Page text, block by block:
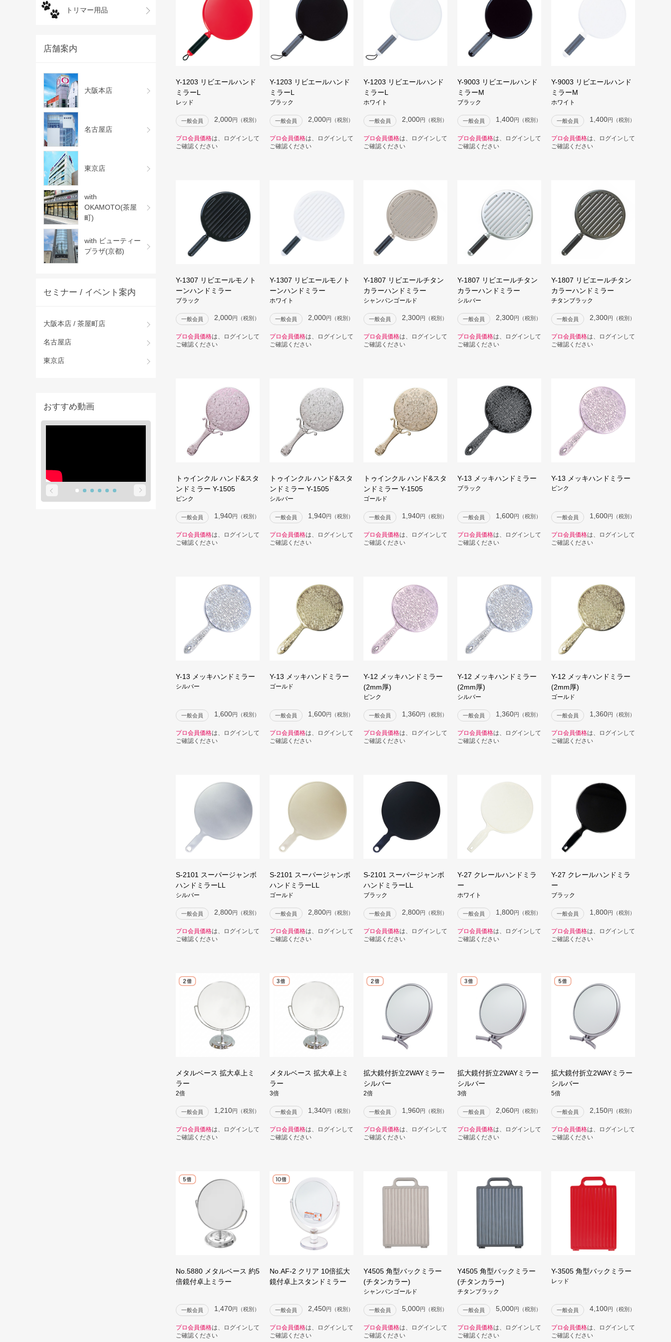
トリマー用品
店舗案内
大阪本店
名古屋店
東京店
with
OKAMOTO(茶屋
町)
with ビューティー
プラザ(京都)
セミナー / イベント案内
大阪本店 / 茶屋町店
名古屋店
東京店
おすすめ動画
Y-1203 リビエールハンド
ミラーL
レッド
一般会員 2,000円（税別）
プロ会員価格は、ログインして
ご確認ください
Y-1203 リビエールハンド
ミラーL
ブラック
一般会員 2,000円（税別）
プロ会員価格は、ログインして
ご確認ください
Y-1203 リビエールハンド
ミラーL
ホワイト
一般会員 2,000円（税別）
プロ会員価格は、ログインして
ご確認ください
Y-9003 リビエールハンド
ミラーM
ブラック
一般会員 1,400円（税別）
プロ会員価格は、ログインして
ご確認ください
Y-9003 リビエールハンド
ミラーM
ホワイト
一般会員 1,400円（税別）
プロ会員価格は、ログインして
ご確認ください
Y-1307 リビエールモノト
ーンハンドミラー
ブラック
一般会員 2,000円（税別）
プロ会員価格は、ログインして
ご確認ください
Y-1307 リビエールモノト
ーンハンドミラー
ホワイト
一般会員 2,000円（税別）
プロ会員価格は、ログインして
ご確認ください
Y-1807 リビエールチタン
カラーハンドミラー
シャンパンゴールド
一般会員 2,300円（税別）
プロ会員価格は、ログインして
ご確認ください
Y-1807 リビエールチタン
カラーハンドミラー
シルバー
一般会員 2,300円（税別）
プロ会員価格は、ログインして
ご確認ください
Y-1807 リビエールチタン
カラーハンドミラー
チタンブラック
一般会員 2,300円（税別）
プロ会員価格は、ログインして
ご確認ください
トゥインクル ハンド&スタ
ンドミラー Y-1505
ピンク
一般会員 1,940円（税別）
プロ会員価格は、ログインして
ご確認ください
トゥインクル ハンド&スタ
ンドミラー Y-1505
シルバー
一般会員 1,940円（税別）
プロ会員価格は、ログインして
ご確認ください
トゥインクル ハンド&スタ
ンドミラー Y-1505
ゴールド
一般会員 1,940円（税別）
プロ会員価格は、ログインして
ご確認ください
Y-13 メッキハンドミラー
ブラック
一般会員 1,600円（税別）
プロ会員価格は、ログインして
ご確認ください
Y-13 メッキハンドミラー
ピンク
一般会員 1,600円（税別）
プロ会員価格は、ログインして
ご確認ください
Y-13 メッキハンドミラー
シルバー
一般会員 1,600円（税別）
プロ会員価格は、ログインして
ご確認ください
Y-13 メッキハンドミラー
ゴールド
一般会員 1,600円（税別）
プロ会員価格は、ログインして
ご確認ください
Y-12 メッキハンドミラー
(2mm厚)
ピンク
一般会員 1,360円（税別）
プロ会員価格は、ログインして
ご確認ください
Y-12 メッキハンドミラー
(2mm厚)
シルバー
一般会員 1,360円（税別）
プロ会員価格は、ログインして
ご確認ください
Y-12 メッキハンドミラー
(2mm厚)
ゴールド
一般会員 1,360円（税別）
プロ会員価格は、ログインして
ご確認ください
S-2101 スーパージャンボ
ハンドミラーLL
シルバー
一般会員 2,800円（税別）
プロ会員価格は、ログインして
ご確認ください
S-2101 スーパージャンボ
ハンドミラーLL
ゴールド
一般会員 2,800円（税別）
プロ会員価格は、ログインして
ご確認ください
S-2101 スーパージャンボ
ハンドミラーLL
ブラック
一般会員 2,800円（税別）
プロ会員価格は、ログインして
ご確認ください
Y-27 クレールハンドミラ
ー
ホワイト
一般会員 1,800円（税別）
プロ会員価格は、ログインして
ご確認ください
Y-27 クレールハンドミラ
ー
ブラック
一般会員 1,800円（税別）
プロ会員価格は、ログインして
ご確認ください
メタルベース 拡大卓上ミ
ラー
2倍
一般会員 1,210円（税別）
プロ会員価格は、ログインして
ご確認ください
メタルベース 拡大卓上ミ
ラー
3倍
一般会員 1,340円（税別）
プロ会員価格は、ログインして
ご確認ください
拡大鏡付折立2WAYミラー
シルバー
2倍
一般会員 1,960円（税別）
プロ会員価格は、ログインして
ご確認ください
拡大鏡付折立2WAYミラー
シルバー
3倍
一般会員 2,060円（税別）
プロ会員価格は、ログインして
ご確認ください
拡大鏡付折立2WAYミラー
シルバー
5倍
一般会員 2,150円（税別）
プロ会員価格は、ログインして
ご確認ください
No.5880 メタルベース 約5
倍鏡付卓上ミラー
一般会員 1,470円（税別）
プロ会員価格は、ログインして
ご確認ください
No.AF-2 クリア 10倍拡大
鏡付卓上スタンドミラー
一般会員 2,450円（税別）
プロ会員価格は、ログインして
ご確認ください
Y4505 角型バックミラー
(チタンカラー)
シャンパンゴールド
一般会員 5,000円（税別）
プロ会員価格は、ログインして
ご確認ください
Y4505 角型バックミラー
(チタンカラー)
チタンブラック
一般会員 5,000円（税別）
プロ会員価格は、ログインして
ご確認ください
Y-3505 角型バックミラー
レッド
一般会員 4,100円（税別）
プロ会員価格は、ログインして
ご確認ください